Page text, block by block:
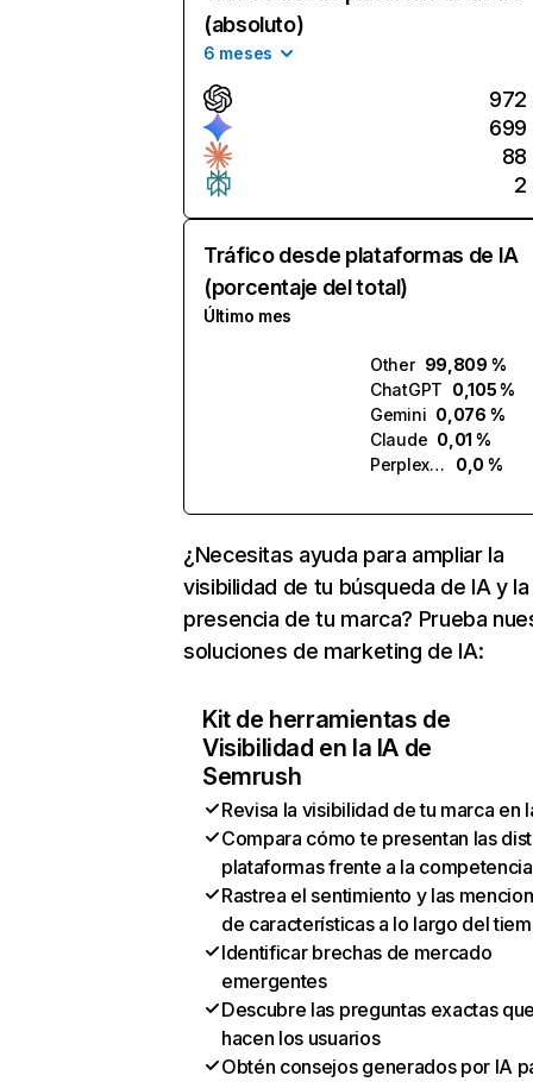
(absoluto)
6 meses
972
699
88
2
Tráfico desde plataformas de IA
(porcentaje del total)
Último mes
Other 99,809 %
ChatGPT 0,105 %
Gemini 0,076 %
Claude 0,01 %
Perplexity
0,0 %
¿Necesitas ayuda para ampliar la
visibilidad de tu búsqueda de IA y la
presencia de tu marca? Prueba
soluciones de marketing de IA:
Kit de herramientas de
Visibilidad en la IA de
Semrush
Revisa la visibilidad de tu marca en
Compara cómo te presentan las
plataformas frente a la competencia
Rastrea el sentimiento y las
de características a lo largo del
Identificar brechas de mercado
emergentes
Descubre las preguntas exactas
hacen los usuarios
Obtén consejos generados por IA